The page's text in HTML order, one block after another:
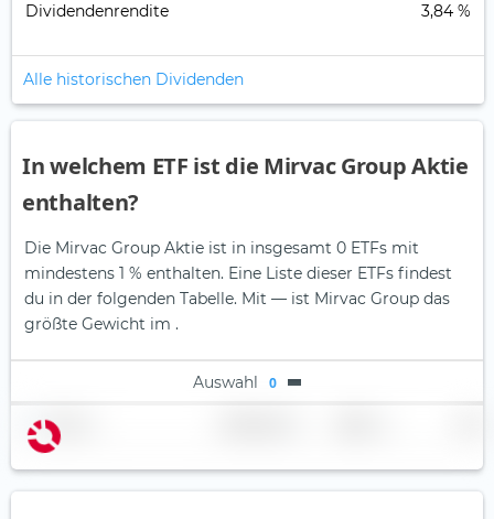
Dividendenrendite 3,84 %
Alle historischen Dividenden
In welchem ETF ist die Mirvac Group Aktie
enthalten?
Die Mirvac Group Aktie ist in insgesamt 0 ETFs mit
mindestens 1 % enthalten. Eine Liste dieser ETFs findest
du in der folgenden Tabelle. Mit — ist Mirvac Group das
größte Gewicht im .
Auswahl 0
Name